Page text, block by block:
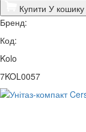
Купити У кошику
Бренд:
Код:
Kolo
7KOL0057